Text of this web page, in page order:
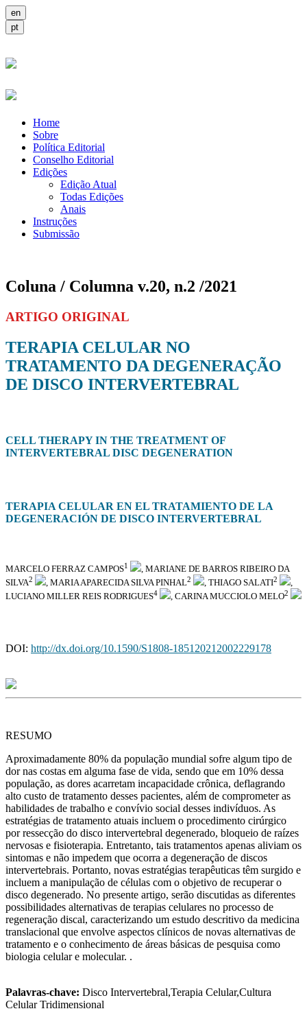
Home
Sobre
Política Editorial
Conselho Editorial
Edições
Edição Atual
Todas Edições
Anais
Instruções
Submissão
Coluna / Columna v.20, n.2 /2021
ARTIGO ORIGINAL
TERAPIA CELULAR NO
TRATAMENTO DA DEGENERAÇÃO
DE DISCO INTERVERTEBRAL
CELL THERAPY IN THE TREATMENT OF
INTERVERTEBRAL DISC DEGENERATION
TERAPIA CELULAR EN EL TRATAMIENTO DE LA
DEGENERACIÓN DE DISCO INTERVERTEBRAL
MARCELO FERRAZ CAMPOS1
, MARIANE DE BARROS RIBEIRO DA
SILVA2 , MARIA APARECIDA SILVA PINHAL2 , THIAGO SALATI2
,
LUCIANO MILLER REIS RODRIGUES4 , CARINA MUCCIOLO MELO2
DOI: http://dx.doi.org/10.1590/S1808-185120212002229178
RESUMO
Aproximadamente 80% da população mundial sofre algum tipo de
dor nas costas em alguma fase de vida, sendo que em 10% dessa
população, as dores acarretam incapacidade crônica, deflagrando
alto custo de tratamento desses pacientes, além de comprometer as
habilidades de trabalho e convívio social desses indivíduos. As
estratégias de tratamento atuais incluem o procedimento cirúrgico
por ressecção do disco intervertebral degenerado, bloqueio de raízes
nervosas e fisioterapia. Entretanto, tais tratamentos apenas aliviam os
sintomas e não impedem que ocorra a degeneração de discos
intervertebrais. Portanto, novas estratégias terapêuticas têm surgido e
incluem a manipulação de células com o objetivo de recuperar o
disco degenerado. No presente artigo, serão discutidas as diferentes
possibilidades alternativas de terapias celulares no processo de
regeneração discal, caracterizando um estudo descritivo da medicina
translacional que envolve aspectos clínicos de novas alternativas de
tratamento e o conhecimento de áreas básicas de pesquisa como
biologia celular e molecular. .
Palavras-chave: Disco Intervertebral,Terapia Celular,Cultura
Celular Tridimensional